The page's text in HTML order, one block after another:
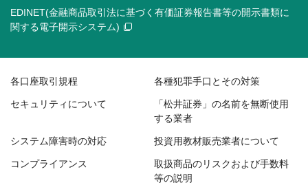
EDINET(金融商品取引法に基づく有価証券報告書等の開示書類に
関する電子開示システム)
各口座取引規程 各種犯罪手口とその対策
セキュリティについて
「松井証券」の名前を無断使用
する業者
システム障害時の対応 投資用教材販売業者について
コンプライアンス
取扱商品のリスクおよび手数料
等の説明